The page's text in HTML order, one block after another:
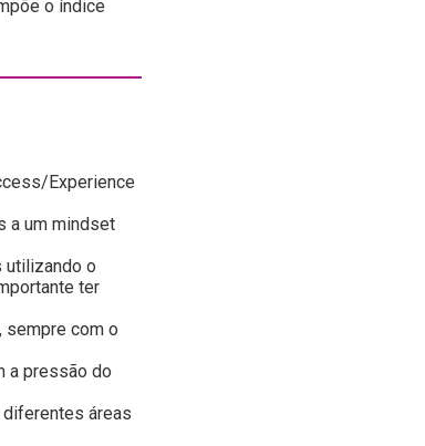
o índice
Experience
a um mindset
utilizando o
ter
sempre com o
a pressão do
diferentes áreas